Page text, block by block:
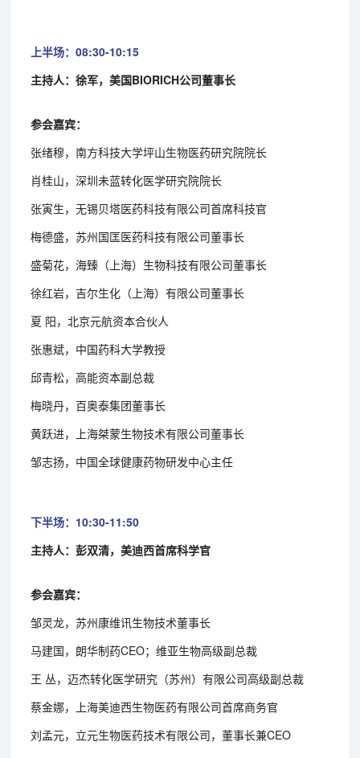
上半场：08:30-10:15
主持人：徐军，美国BIORICH公司董事长
参会嘉宾：
张绪穆，南方科技大学坪山生物医药研究院院长
肖桂山，深圳未蓝转化医学研究院院长
张寅生，无锡贝塔医药科技有限公司首席科技官
梅德盛，苏州国匡医药科技有限公司董事长
盛菊花，海臻（上海）生物科技有限公司董事长
徐红岩，吉尔生化（上海）有限公司董事长
夏 阳，北京元航资本合伙人
张惠斌，中国药科大学教授
邱青松，高能资本副总裁
梅晓丹，百奥泰集团董事长
黄跃进，上海桀蒙生物技术有限公司董事长
邹志扬，中国全球健康药物研发中心主任
下半场：10:30-11:50
主持人：彭双清，美迪西首席科学官
参会嘉宾：
邹灵龙，苏州康维讯生物技术董事长
马建国，朗华制药CEO；维亚生物高级副总裁
王 丛，迈杰转化医学研究（苏州）有限公司高级副总裁
蔡金娜，上海美迪西生物医药有限公司首席商务官
刘孟元，立元生物医药技术有限公司，董事长兼CEO